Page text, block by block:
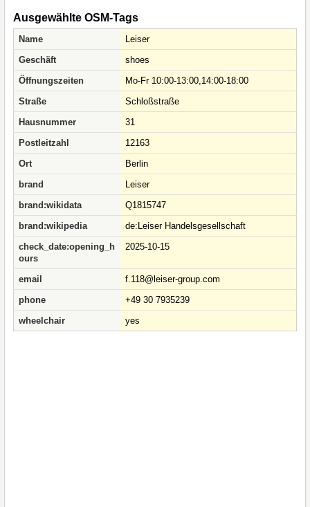
Ausgewählte OSM-Tags
Name
Leiser
Geschäft
shoes
Öffnungszeiten
Mo-Fr 10:00-13:00,14:00-18:00
Straße
Schloßstraße
Hausnummer
31
Postleitzahl
12163
Ort
Berlin
brand
Leiser
brand:wikidata
Q1815747
brand:wikipedia
de:Leiser Handelsgesellschaft
check_date:opening_h
ours
2025-10-15
email
f.118@leiser-group.com
phone
+49 30 7935239
wheelchair
yes